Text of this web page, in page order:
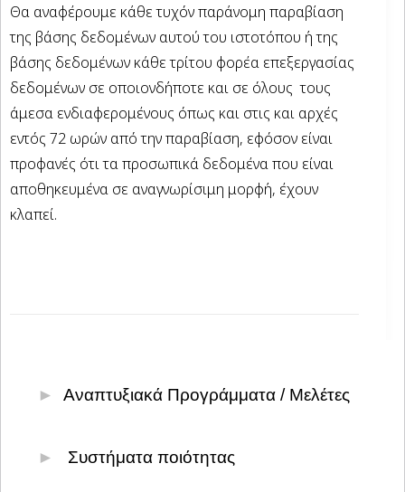
Θα αναφέρουμε κάθε τυχόν παράνομη παραβίαση
της βάσης δεδομένων αυτού του ιστοτόπου ή της
βάσης δεδομένων κάθε τρίτου φορέα επεξεργασίας
δεδομένων σε οποιονδήποτε και σε όλους τους
άμεσα ενδιαφερομένους όπως και στις και αρχές
εντός 72 ωρών από την παραβίαση, εφόσον είναι
προφανές ότι τα προσωπικά δεδομένα που είναι
αποθηκευμένα σε αναγνωρίσιμη μορφή, έχουν
κλαπεί.
Αναπτυξιακά Προγράμματα / Μελέτες
σχεδίων
Συστήματα ποιότητας